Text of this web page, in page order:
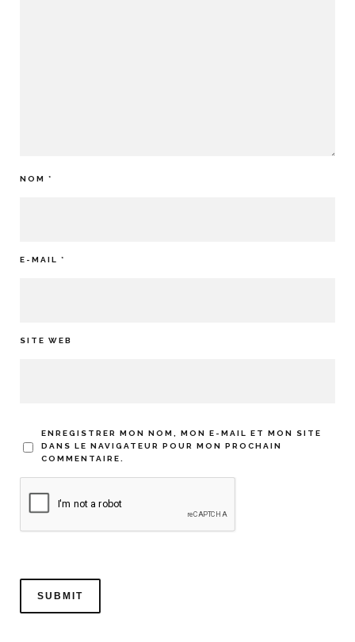
NOM *
E-MAIL *
SITE WEB
ENREGISTRER MON NOM, MON E-MAIL ET MON SITE
DANS LE NAVIGATEUR POUR MON PROCHAIN
COMMENTAIRE.